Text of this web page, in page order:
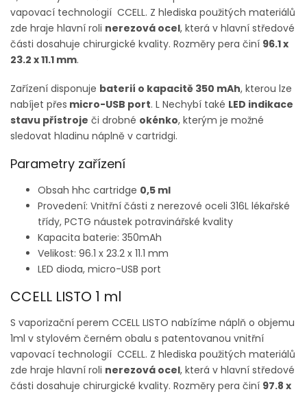
vapovací technologií CCELL. Z hlediska použitých materiálů
zde hraje hlavní roli nerezová ocel, která v hlavní středové
části dosahuje chirurgické kvality. Rozměry pera činí 96.1 x
23.2 x 11.1 mm.
Zařízení disponuje baterií o kapacitě 350 mAh, kterou lze
nabíjet přes micro-USB port. L Nechybí také LED indikace
stavu přístroje či drobné okénko, kterým je možné
sledovat hladinu náplně v cartridgi.
Parametry zařízení
Obsah hhc cartridge 0,5 ml
Provedení: Vnitřní části z nerezové oceli 316L lékařské
třídy, PCTG náustek potravinářské kvality
Kapacita baterie: 350mAh
Velikost: 96.1 x 23.2 x 11.1 mm
LED dioda, micro-USB port
CCELL LISTO 1 ml
S vaporizační perem CCELL LISTO nabízíme náplň o objemu
1ml v stylovém černém obalu s patentovanou vnitřní
vapovací technologií CCELL. Z hlediska použitých materiálů
zde hraje hlavní roli nerezová ocel, která v hlavní středové
části dosahuje chirurgické kvality. Rozměry pera činí 97.8 x